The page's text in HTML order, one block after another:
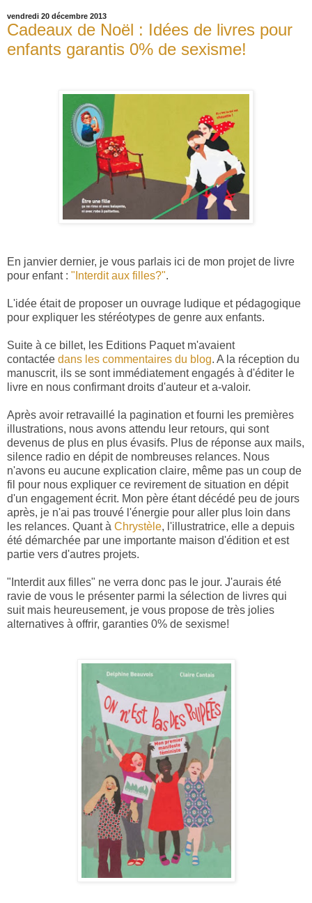
vendredi 20 décembre 2013
Cadeaux de Noël : Idées de livres pour
enfants garantis 0% de sexisme!
En janvier dernier, je vous parlais ici de mon projet de livre
pour enfant : "Interdit aux filles?".
L'idée était de proposer un ouvrage ludique et pédagogique
pour expliquer les stéréotypes de genre aux enfants.
Suite à ce billet, les Editions Paquet m'avaient
contactée dans les commentaires du blog. A la réception du
manuscrit, ils se sont immédiatement engagés à d'éditer le
livre en nous confirmant droits d'auteur et a-valoir.
Après avoir retravaillé la pagination et fourni les premières
illustrations, nous avons attendu leur retours, qui sont
devenus de plus en plus évasifs. Plus de réponse aux mails,
silence radio en dépit de nombreuses relances. Nous
n'avons eu aucune explication claire, même pas un coup de
fil pour nous expliquer ce revirement de situation en dépit
d'un engagement écrit. Mon père étant décédé peu de jours
après, je n'ai pas trouvé l'énergie pour aller plus loin dans
les relances. Quant à Chrystèle, l'illustratrice, elle a depuis
été démarchée par une importante maison d'édition et est
partie vers d'autres projets.
"Interdit aux filles" ne verra donc pas le jour. J'aurais été
ravie de vous le présenter parmi la sélection de livres qui
suit mais heureusement, je vous propose de très jolies
alternatives à offrir, garanties 0% de sexisme!